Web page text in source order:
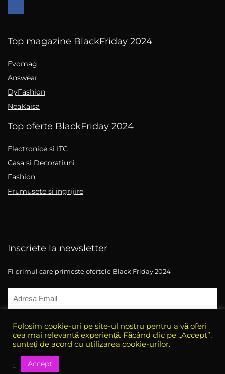
Top magazine BlackFriday 2024
Evomag
Answear
DyFashion
NeaKaisa
Top oferte BlackFriday 2024
Electronice si ITC
Casa si Decoratiuni
Fashion
Frumusete si ingrijire
Inscriete la newsletter
Fi primul care primeste ofertele Black Friday 2024
Folosim cookie-uri pe site-ul nostru pentru a vă oferi
cea mai relevantă experiență. Făcând clic pe „Accept”,
sunteți de acord cu utilizarea cookie-urilor.
Accept